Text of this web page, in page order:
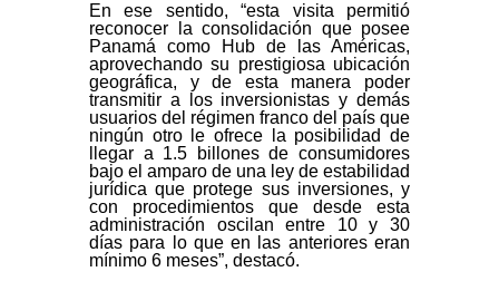
En ese sentido, “esta visita permitió
reconocer la consolidación que posee
Panamá como Hub de las Américas,
aprovechando su prestigiosa ubicación
geográfica, y de esta manera poder
transmitir a los inversionistas y demás
usuarios del régimen franco del país que
ningún otro le ofrece la posibilidad de
llegar a 1.5 billones de consumidores
bajo el amparo de una ley de estabilidad
jurídica que protege sus inversiones, y
con procedimientos que desde esta
administración oscilan entre 10 y 30
días para lo que en las anteriores eran
mínimo 6 meses”, destacó.